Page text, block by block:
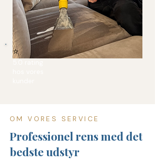
⭐
OM VORES SERVICE
Professionel rens med det
bedste udstyr